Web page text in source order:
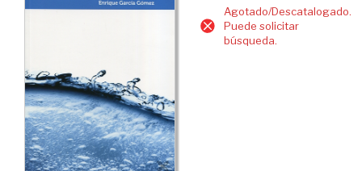
Agotado/Descatalogado.
Puede solicitar
búsqueda.